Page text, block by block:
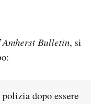
Amherst Bulletin, si
dopo essere